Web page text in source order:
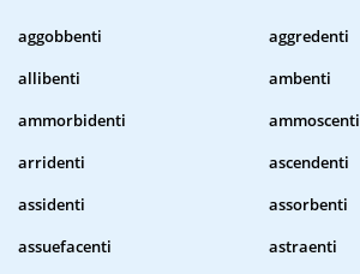
aggobbenti
aggredenti
allibenti
ambenti
ammorbidenti
ammoscenti
arridenti
ascendenti
assidenti
assorbenti
assuefacenti
astraenti